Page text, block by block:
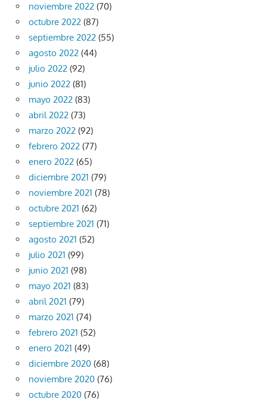
noviembre 2022 (70)
octubre 2022 (87)
septiembre 2022 (55)
agosto 2022 (44)
julio 2022 (92)
junio 2022 (81)
mayo 2022 (83)
abril 2022 (73)
marzo 2022 (92)
febrero 2022 (77)
enero 2022 (65)
diciembre 2021 (79)
noviembre 2021 (78)
octubre 2021 (62)
septiembre 2021 (71)
agosto 2021 (52)
julio 2021 (99)
junio 2021 (98)
mayo 2021 (83)
abril 2021 (79)
marzo 2021 (74)
febrero 2021 (52)
enero 2021 (49)
diciembre 2020 (68)
noviembre 2020 (76)
octubre 2020 (76)